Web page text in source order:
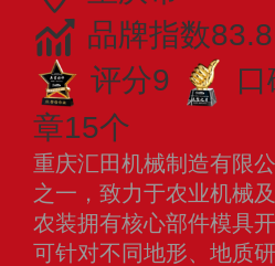
品牌指数83.8
评分9
章15个
重庆汇田机械制造有限
之一，致力于农业机械
农装拥有核心部件模具
可针对不同地形、地质